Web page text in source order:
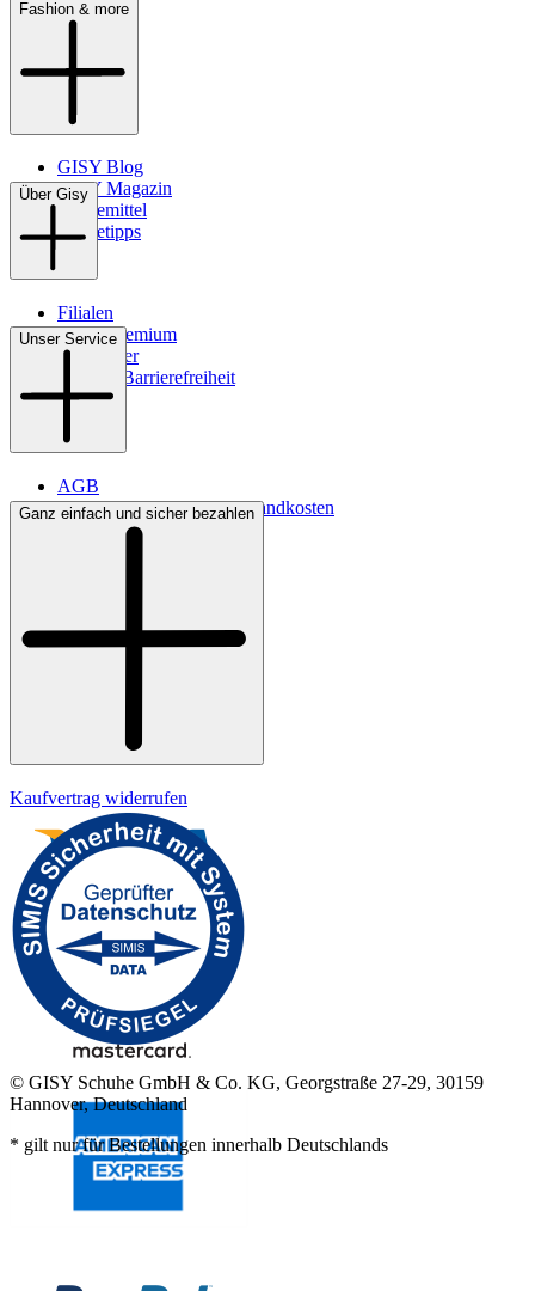
Fashion & more
GISY Blog
GISY Magazin
Pflegemittel
Pflegetipps
Über Gisy
Filialen
WMS-Premium
Newsletter
Digitale Barrierefreiheit
Unser Service
AGB
Lieferbedingungen & Versandkosten
Bezahlung
Ganz einfach und sicher bezahlen
Kaufvertrag widerrufen
© GISY Schuhe GmbH & Co. KG, Georgstraße 27-29, 30159
Hannover, Deutschland
* gilt nur für Bestellungen innerhalb Deutschlands